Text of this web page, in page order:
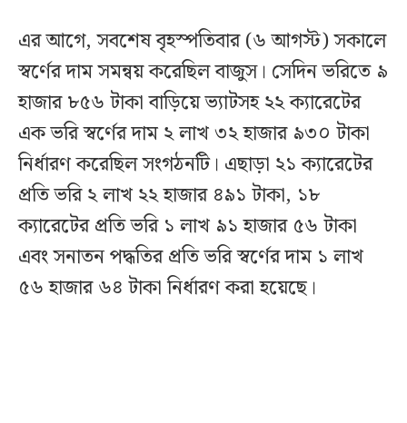
এর আগে, সবশেষ বৃহস্পতিবার (৬ আগস্ট) সকালে
স্বর্ণের দাম সমন্বয় করেছিল বাজুস। সেদিন ভরিতে ৯
হাজার ৮৫৬ টাকা বাড়িয়ে ভ্যাটসহ ২২ ক্যারেটের
এক ভরি স্বর্ণের দাম ২ লাখ ৩২ হাজার ৯৩০ টাকা
নির্ধারণ করেছিল সংগঠনটি। এছাড়া ২১ ক্যারেটের
প্রতি ভরি ২ লাখ ২২ হাজার ৪৯১ টাকা, ১৮
ক্যারেটের প্রতি ভরি ১ লাখ ৯১ হাজার ৫৬ টাকা
এবং সনাতন পদ্ধতির প্রতি ভরি স্বর্ণের দাম ১ লাখ
৫৬ হাজার ৬৪ টাকা নির্ধারণ করা হয়েছে।